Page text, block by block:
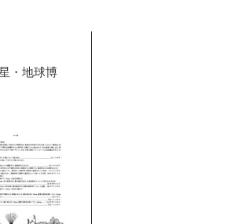
・地球博